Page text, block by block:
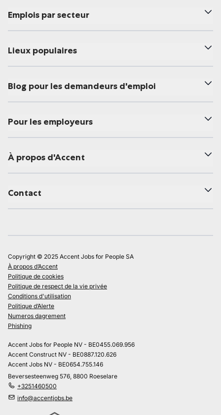
Emplois par secteur
Lieux populaires
Blog pour les demandeurs d'emploi
Pour les employeurs
À propos d'Accent
Contact
Copyright © 2025 Accent Jobs for People SA
À propos d’Accent
Politique de cookies
Politique de respect de la vie privée
Conditions d'utilisation
Politique d’Alerte
Numeros dagrement
Phishing
Accent Jobs for People NV - BE0455.069.956
Accent Construct NV - BE0887.120.626
Accent Jobs NV - BE0654.755.146
Beversesteenweg 576, 8800 Roeselare
+3251460500
info@accentjobs.be